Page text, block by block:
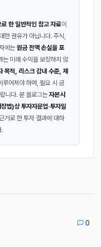
한 일반적인 참고 자료이
한 권유가 아닙니다. 주식,
에는 원금 전액 손실을 포
는 미래 수익을 보장하지 않
목적, 리스크 감내 수준, 재
루어져야 하며, 필요 시 금
니다. 본 블로그는 자본시
법)상 투자자문업·투자일
거로 한 투자 결과에 대하
.
0